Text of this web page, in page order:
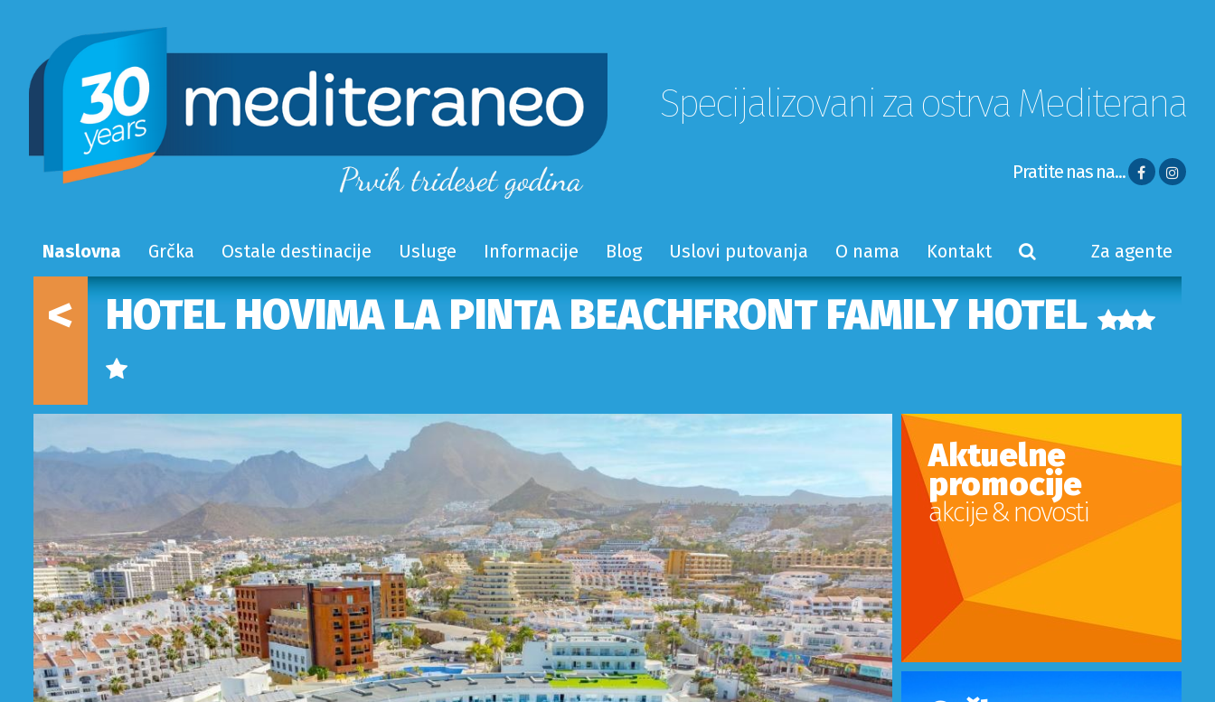
Specijalizovani za ostrva Mediterana
Pratite nas na...
Naslovna Grčka Ostale destinacije Usluge Informacije Blog Uslovi putovanja O nama Kontakt Za agente
< HOTEL HOVIMA LA PINTA BEACHFRONT FAMILY HOTEL
Aktuelne
promocije
akcije & novosti